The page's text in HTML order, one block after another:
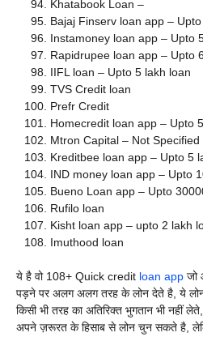
Khatabook Loan –
Bajaj Finserv loan app –
Instamoney loan app – Upto
Rapidrupee loan app – Upto
IIFL loan – Upto 5 lakh loan
TVS Credit loan
Prefr Credit
Homecredit loan app – Upto
Mtron Capital – Not Specified
Kreditbee loan app – Upto 5
IND money loan app – Upto
Bueno Loan app – Upto
Rufilo loan
Kisht loan app – upto 2 lakh
Imuthood loan
ये है वो 108+ Quick credit loan app जो
पड़ने पर अलग अलग तरह के लोन देते है, ये
किसी भी तरह का अतिरिक्त भुगतान भी नहीं
अपने ज़रूरत के हिसाब से लोन चुन सकते है,